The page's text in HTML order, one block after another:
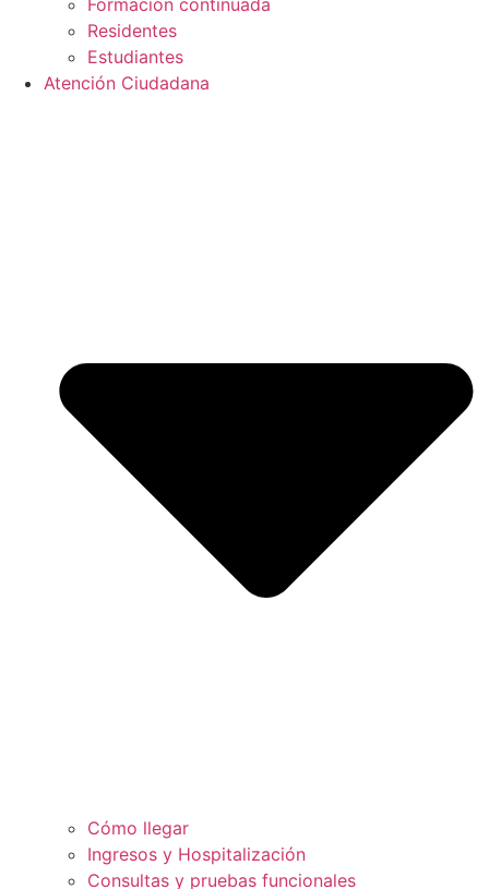
Formación continuada
Residentes
Estudiantes
Atención Ciudadana
Cómo llegar
Ingresos y Hospitalización
Consultas y pruebas funcionales